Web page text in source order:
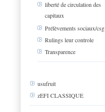
liberté de circulation des
capitaux
Prélèvements sociaux/csg
Rulings leur controle
Transparence
usufruit
zEFI CLASSIQUE